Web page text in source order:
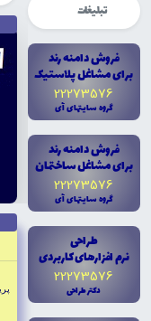
تبلیغات
فروش دامنه رند
براى مشاغل پلاستيک
22273576
گروه سايتهاى آى
فروش دامنه رند
براى مشاغل ساختمان
22273576
گروه سايتهاى آى
طراحى
نرم افزارهاى کاربردى
22273576
دکتر طراحى